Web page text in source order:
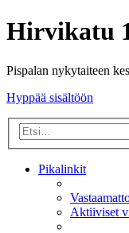
Hirvikatu
Pispalan nykytaiteen
Hyppää sisältöön
Pikalinkit
Aktiiviset